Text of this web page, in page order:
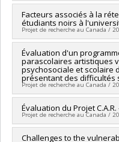
Spéciaux du VRR (
Lead researcher :
Co-researchers : Michel
Lacourse
Beauregard
Funding sources:FRQSC/
Société et culture (FQRSC)
Grant programs:
rech sur la persévérance
Facteurs associés à la
étudiants noirs à
Projet de recherche au Canada /
Lead researcher :Isabelle
Co-researchers :
,Marie-Odile Magnan
Funding sources: CRSH/
humaines du Canada
Grant programs:
partenarial
Évaluation d'un
parascolaires artistiques
psychosociale et scolaire
présentant des difficultés
Projet de recherche au Canada /
Lead researcher : Kim
Co-researchers : Isabelle
Anne-Sophie Denault
Évaluation du Projet
Projet de recherche au Canada /
Lead researcher : Michel
Challenges to the